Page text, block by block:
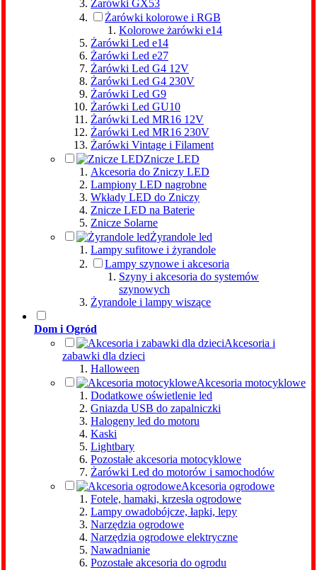
Żarówki GX53
Żarówki kolorowe i RGB
Kolorowe żarówki e14
Żarówki Led e14
Żarówki Led e27
Żarówki Led G4 12V
Żarówki Led G4 230V
Żarówki Led G9
Żarówki Led GU10
Żarówki Led MR16 12V
Żarówki Led MR16 230V
Żarówki Vintage i Filament
Znicze LED
Akcesoria do Zniczy LED
Lampiony LED nagrobne
Wkłady LED do Zniczy
Znicze LED na Baterie
Znicze Solarne
Żyrandole led
Lampy sufitowe i żyrandole
Lampy szynowe i akcesoria
Szyny i akcesoria do systemów
szynowych
Żyrandole i lampy wiszące
Dom i Ogród
Akcesoria i
zabawki dla dzieci
Halloween
Akcesoria motocyklowe
Dodatkowe oświetlenie led
Gniazda USB do zapalniczki
Halogeny led do motoru
Kaski
Lightbary
Pozostałe akcesoria motocyklowe
Żarówki Led do motorów i samochodów
Akcesoria ogrodowe
Fotele, hamaki, krzesła ogrodowe
Lampy owadobójcze, łapki, lepy
Narzędzia ogrodowe
Narzędzia ogrodowe elektryczne
Nawadnianie
Pozostałe akcesoria do ogrodu